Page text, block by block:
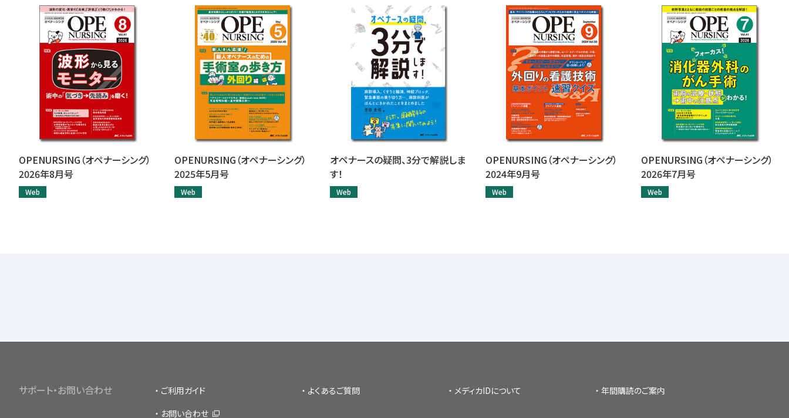
OPENURSING（オペナーシング）
2026年8月号
Web
OPENURSING（オペナーシング）
2025年5月号
Web
オペナースの疑問、3分で解説しま
す！
Web
OPENURSING（オペナーシング）
2024年9月号
Web
OPENURSING（オペナーシング）
2026年7月号
Web
サポート・お問い合わせ ご利用ガイド よくあるご質問 メディカIDについて
年間購読のご案内
お問い合わせ